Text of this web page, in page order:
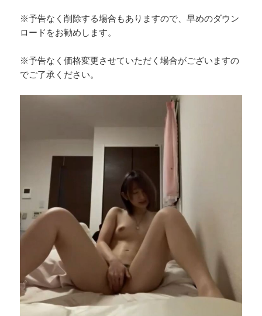
※予告なく削除する場合もありますので、早めのダウン
ロードをお勧めします。
※予告なく価格変更させていただく場合がございますの
でご了承ください。